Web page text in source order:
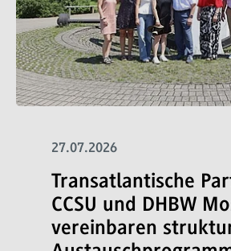
27.07.2026
Transatlantische
CCSU und DHBW
vereinbaren